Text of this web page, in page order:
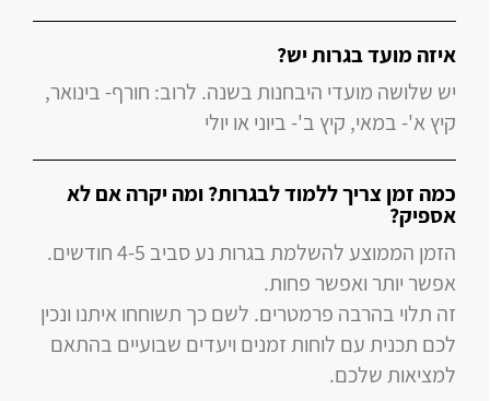
איזה מועד בגרות יש?
יש שלושה מועדי היבחנות בשנה. לרוב: חורף- בינואר,
קיץ א'- במאי, קיץ ב'- ביוני או יולי
כמה זמן צריך ללמוד לבגרות? ומה יקרה אם לא
אספיק?
הזמן הממוצע להשלמת בגרות נע סביב 4-5 חודשים.
אפשר יותר ואפשר פחות.
זה תלוי בהרבה פרמטרים. לשם כך תשוחחו איתנו ונכין
לכם תכנית עם לוחות זמנים ויעדים שבועיים בהתאם
למציאות שלכם.